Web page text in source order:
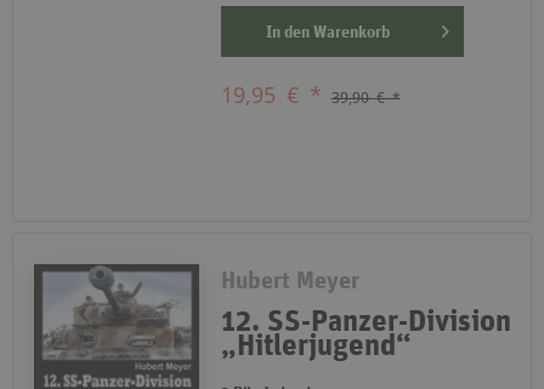
In den Warenkorb
19,95 € * 39,90 € *
Hubert Meyer
12. SS-Panzer-Division
„Hitlerjugend“